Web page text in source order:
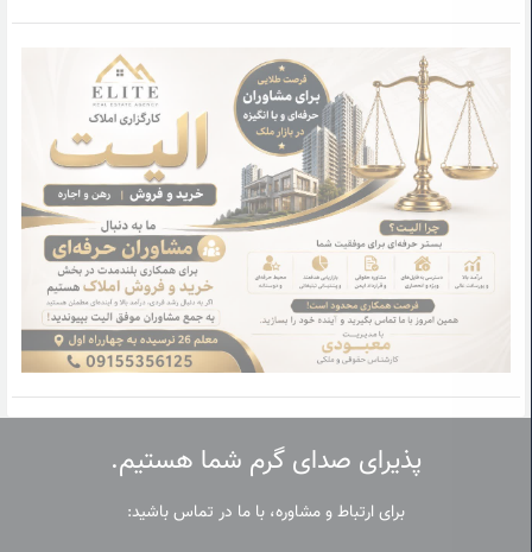
پذیرای صدای گرم شما هستیم.
برای ارتباط و مشاوره، با ما در تماس باشید: